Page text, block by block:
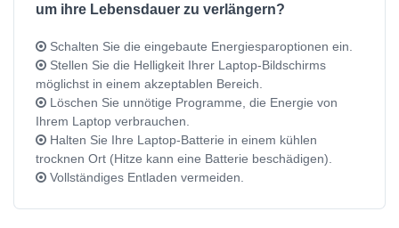
um ihre Lebensdauer zu verlängern?
Schalten Sie die eingebaute Energiesparoptionen ein.
Stellen Sie die Helligkeit Ihrer Laptop-Bildschirms
möglichst in einem akzeptablen Bereich.
Löschen Sie unnötige Programme, die Energie von
Ihrem Laptop verbrauchen.
Halten Sie Ihre Laptop-Batterie in einem kühlen
trocknen Ort (Hitze kann eine Batterie beschädigen).
Vollständiges Entladen vermeiden.